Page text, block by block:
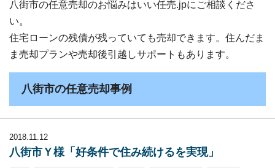
八街市の任意売却のお悩みはいい任売.jpにご相談くださ
い。
住宅ローンの残債が残っていても売却できます。住んだま
ま売却プランや売却後引越しサポートもあります。
八街市の任意売却事例
2018.11.12
八街市Ｙ様「好条件で住み続けるを実現」